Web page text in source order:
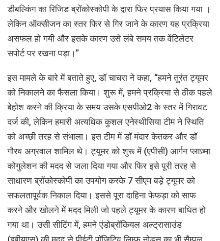
डीबल्किंग का रिजिड ब्रोंकोस्कोपी के द्वारा फिर प्रयास किया गया ।
लेकिन ऑक्सीजन का स्तर फिर से गिर जाने के कारण यह प्रक्रिया
असफल हो गयी और इसके कारण उसे लंबे समय तक वेंटिलेटर
सपोर्ट पर रखना पड़ा।”
इस मामले के बारे में बताते हुए, डॉ चाचरा ने कहा, “हमने तुरंत ट्यूमर
को निकालने का फैसला किया। शुरू में, हमने प्रक्रिया से ठीक पहले
बेहोश करने की क्रिया के समय उसके एसपीओ2 के स्तर में गिरावट
दर्ज की, लेकिन हमारी अत्यधिक कुशल एनेस्थीसिया टीम ने स्थिति
को अच्छी तरह से संभाला। इस टीम में डॉ मंदार केतकर और डॉ
गौरव अग्रवाल शामिल थे। ट्यूमर को शुरू में (एपीसी) आर्गन प्लाज़्मा
कोगुलेशन की मदद से जला दिया गया और फिर इसे पूरी तरह से
साधारण ब्रोंकोस्कोपी का उपयोग करके 7 सीएम बड़े ट्यूमर को
सफलतापूर्वक निकाल दिया। इससे पूरा दाहिना फेफड़ा को साफ
करने और खोलने में मदद मिली जो पहले ट्यूमर के कारण बाधित हो
गया था। उसी सीटिंग में, हमने एंडोब्रोंकियल अल्ट्रासाउंड